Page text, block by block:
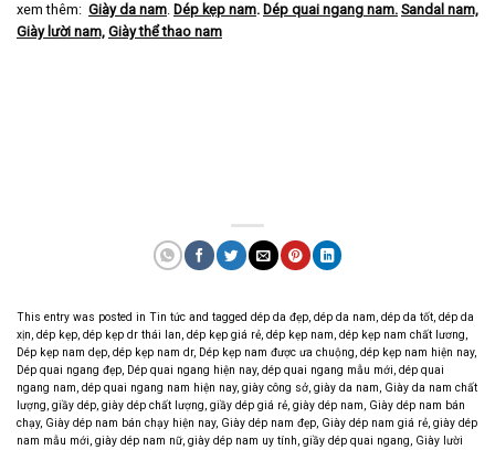
xem thêm: Giày da nam. Dép kẹp nam. Dép quai ngang nam. Sandal nam,
Giày lười nam, Giày thể thao nam
This entry was posted in Tin tức and tagged dép da đẹp, dép da nam, dép da tốt, dép da
xịn, dép kẹp, dép kẹp dr thái lan, dép kẹp giá rẻ, dép kẹp nam, dép kẹp nam chất lương,
Dép kẹp nam dẹp, dép kẹp nam dr, Dép kẹp nam được ưa chuộng, dép kẹp nam hiện nay,
Dép quai ngang đẹp, Dép quai ngang hiện nay, dép quai ngang mẫu mới, dép quai
ngang nam, dép quai ngang nam hiện nay, giày công sở, giày da nam, Giày da nam chất
lượng, giầy dép, giày dép chất lượng, giầy dép giá rẻ, giày dép nam, Giày dép nam bán
chạy, Giày dép nam bán chạy hiện nay, Giày dép nam đẹp, Giày dép nam giá rẻ, giày dép
nam mẫu mới, giày dép nam nữ, giày dép nam uy tính, giầy dép quai ngang, Giày lười